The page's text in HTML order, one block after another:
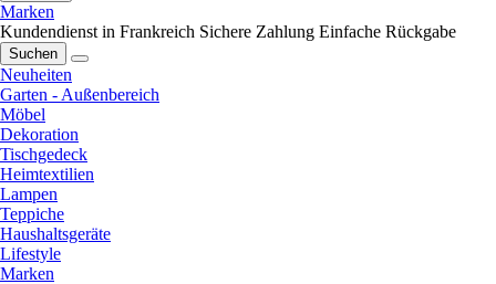
Marken
Kundendienst in Frankreich Sichere Zahlung Einfache Rückgabe
Suchen
Neuheiten
Garten - Außenbereich
Möbel
Dekoration
Tischgedeck
Heimtextilien
Lampen
Teppiche
Haushaltsgeräte
Lifestyle
Marken